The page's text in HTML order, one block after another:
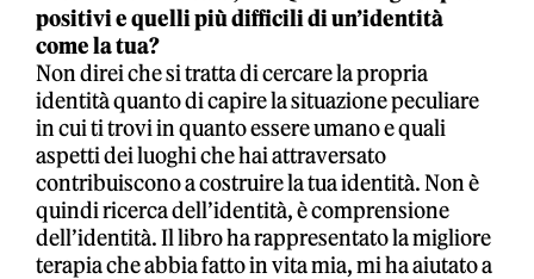
positivi e quelli più difficili di un’identità
come la tua?
Non direi che si tratta di cercare la propria
identità quanto di capire la situazione peculiare
in cui ti trovi in quanto essere umano e quali
aspetti dei luoghi che hai attraversato
contribuiscono a costruire la tua identità. Non è
quindi ricerca dell’identità, è comprensione
dell’identità. Il libro ha rappresentato la migliore
terapia che abbia fatto in vita mia, mi ha aiutato a